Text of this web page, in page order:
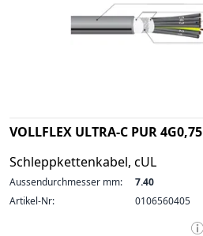
VOLLFLEX ULTRA-C PUR 4G0,75
Schleppkettenkabel, cUL
Aussendurchmesser mm:
7.40
Artikel-Nr:
0106560405